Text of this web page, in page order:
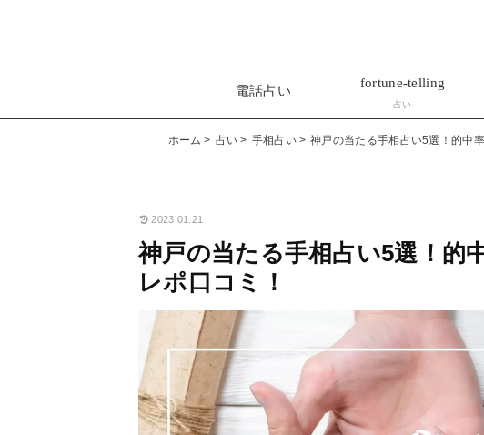
電話占い
fortune-telling
占い
ホーム 占い 手相占い 神戸の当たる手相占い5選！的中
2023.01.21
神戸の当たる手相占い5選！的
レポ口コミ！